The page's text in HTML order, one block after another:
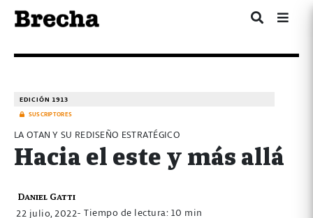
EDICIÓN 1913
SUSCRIPTORES
LA OTAN Y SU REDISEÑO ESTRATÉGICO
Hacia el este y más allá
Daniel Gatti
22 julio, 2022- Tiempo de lectura: 10 min